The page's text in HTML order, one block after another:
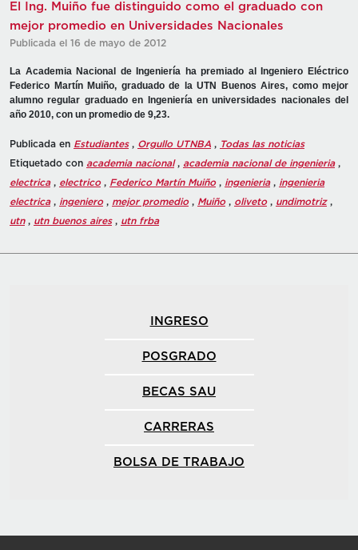
El Ing. Muiño fue distinguido como el graduado con
mejor promedio en Universidades Nacionales
Publicada el 16 de mayo de 2012
La Academia Nacional de Ingeniería ha premiado al Ingeniero Eléctrico
Federico Martín Muiño, graduado de la UTN Buenos Aires, como mejor
alumno regular graduado en Ingeniería en universidades nacionales del
año 2010, con un promedio de 9,23.
Publicada en Estudiantes, Orgullo UTNBA , Todas las noticias
Etiquetado con academia nacional, academia nacional de ingenieria,
electrica, electrico, Federico Martín Muiño, ingenieria, ingenieria
electrica, ingeniero, mejor promedio, Muiño, oliveto, undimotriz,
utn, utn buenos aires, utn frba
INGRESO
POSGRADO
BECAS SAU
CARRERAS
BOLSA DE TRABAJO